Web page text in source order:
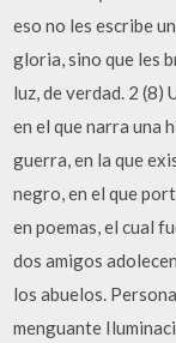
eso no les escribe
gloria, sino que les
luz, de verdad. 2 (8)
en el que narra una
guerra, en la que
negro, en el que
en poemas, el cual
dos amigos
los abuelos.
menguante